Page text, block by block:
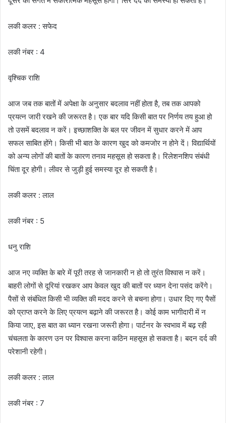
लकी कलर : सफेद
लकी नंबर : 4
वृश्चिक राशि
आज जब तक बातों में अपेक्षा के अनुसार बदलाव नहीं होता है, तब तक आपको
प्रयत्न जारी रखने की जरूरत है। एक बार यदि किसी बात पर निर्णय तय हुआ हो
तो उसमें बदलाव न करें। इच्छाशक्ति के बल पर जीवन में सुधार करने में आप
सफल साबित होंगे। किसी भी बात के कारण खुद को कमजोर न होने दें। विद्यार्थियों
को अन्य लोगों की बातों के कारण तनाव महसूस हो सकता है। रिलेशनशिप संबंधी
चिंता दूर होगी। लीवर से जुड़ी हुई समस्या दूर हो सकती है।
लकी कलर : लाल
लकी नंबर : 5
धनु राशि
आज नए व्यक्ति के बारे में पूरी तरह से जानकारी न हो तो तुरंत विश्वास न करें।
बाहरी लोगों से दूरियां रखकर आप केवल खुद की बातों पर ध्यान देना पसंद करेंगे।
पैसों से संबंधित किसी भी व्यक्ति की मदद करने से बचना होगा। उधार दिए गए पैसों
को प्राप्त करने के लिए प्रयत्न बढ़ाने की जरूरत है। कोई काम भागीदारी में न
किया जाए, इस बात का ध्यान रखना जरूरी होगा। पार्टनर के स्वभाव में बढ़ रही
चंचलता के कारण उन पर विश्वास करना कठिन महसूस हो सकता है। बदन दर्द की
परेशानी रहेगी।
लकी कलर : लाल
लकी नंबर : 7